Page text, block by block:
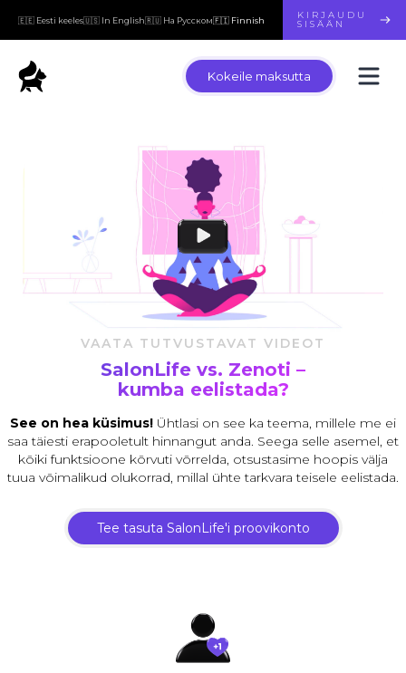
🇪🇪 Eesti keeles🇺🇸 In English🇷🇺 На Русском🇫🇮 Finnish KIRJAUDU
SISÄÄN
Kokeile maksutta
VAATA TUTVUSTAVAT VIDEOT
SalonLife vs. Zenoti –
kumba eelistada?
See on hea küsimus! Ühtlasi on see ka teema, millele me ei
saa täiesti erapooletult hinnangut anda. Seega selle asemel, et
kõiki funktsioone kõrvuti võrrelda, otsustasime hoopis välja
tuua võimalikud olukorrad, millal ühte tarkvara teisele eelistada.
Tee tasuta SalonLife'i proovikonto